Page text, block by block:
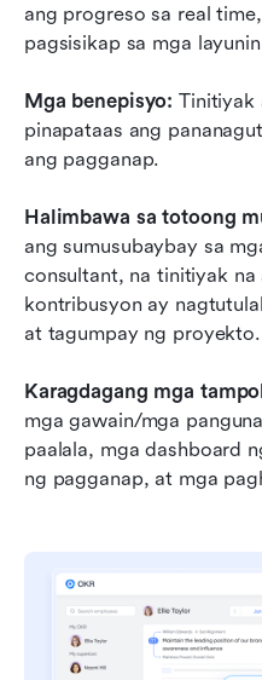
ang progreso sa real
pagsisikap sa mga
Mga benepisyo: Tinitiyak
pinapataas ang
ang pagganap.
Halimbawa sa totoong
ang sumusubaybay sa
consultant, na tinitiyak na
kontribusyon ay
at tagumpay ng proyekto.
Karagdagang mga
mga gawain/mga
paalala, mga dashboard
ng pagganap, at mga